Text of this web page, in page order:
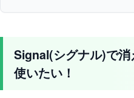
Signal(シグナル)で
使いたい！